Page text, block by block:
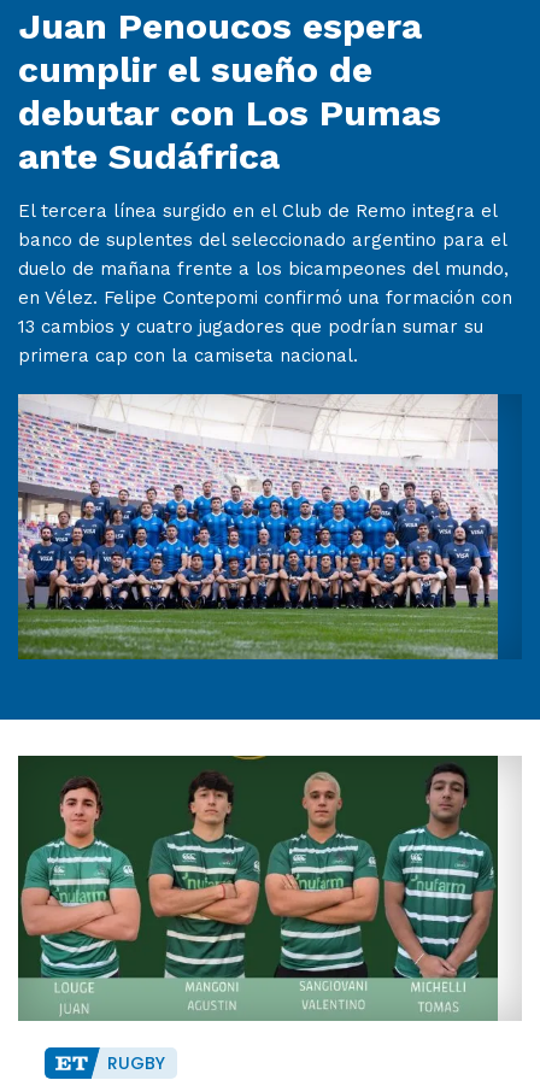
Juan Penoucos espera
cumplir el sueño de
debutar con Los Pumas
ante Sudáfrica
El tercera línea surgido en el Club de Remo integra el
banco de suplentes del seleccionado argentino para el
duelo de mañana frente a los bicampeones del mundo,
en Vélez. Felipe Contepomi confirmó una formación con
13 cambios y cuatro jugadores que podrían sumar su
primera cap con la camiseta nacional.
RUGBY